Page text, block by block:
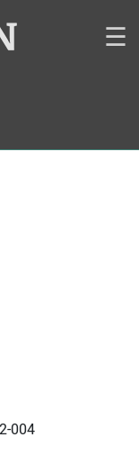
☰
004